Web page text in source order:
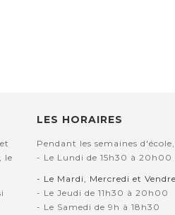
le
LES HORAIRES
Pendant les semaines
- Le Lundi de 15h30 à 20h00
- Le Mardi, Mercredi et
- Le Jeudi de 11h30 à 20h00
- Le Samedi de 9h à 18h30